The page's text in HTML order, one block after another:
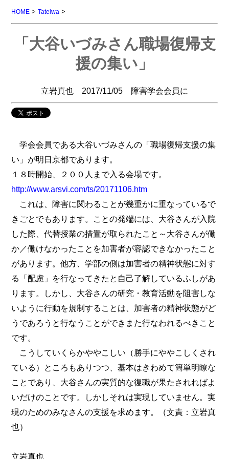
HOME >Tateiwa >
「大谷いづみさん職場復帰支
援の集い」
立岩真也 2017/11/05 障害学会会員に
学会会員である大谷いづみさんの「職場復帰支援の集
い」が明日京都であります。
１８時開始、２００人まで入る会場です。
http://www.arsvi.com/ts/20171106.htm
これは、障害に関わることが幾重かに重なっているで
きごとでもあります。ことの発端には、大谷さんが入院
した際、代替授業の措置が取られたこと～大谷さんが働
か／働けなかったことを加害者が容認できなかったこと
があります。他方、学部の側は加害者の精神状態に対す
る「配慮」を行なってきたと自己了解しているふしがあ
ります。しかし、大谷さんの研究・教育活動を阻害しな
いように行動を規制することは、加害者の精神状態がど
うであろうと行なうことができまた行なわれるべきこと
です。
こうしていくらかややこしい（勝手にややこしくされ
ている）ところもありつつ、基本はきわめて簡単明瞭な
ことであり、大谷さんの実質的な復職が果たされればよ
いだけのことです。しかしそれは実現していません。実
現のためのみなさんの支援を求めます。（文責：立岩真
也）
立岩真也